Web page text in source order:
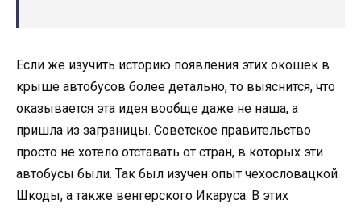
Если же изучить историю появления этих окошек в
крыше автобусов более детально, то выяснится, что
оказывается эта идея вообще даже не наша, а
пришла из заграницы. Советское правительство
просто не хотело отставать от стран, в которых эти
автобусы были. Так был изучен опыт чехословацкой
Шкоды, а также венгерского Икаруса. В этих